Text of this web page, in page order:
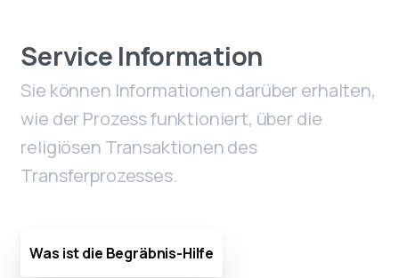
Service Information
Sie können Informationen darüber erhalten,
wie der Prozess funktioniert, über die
religiösen Transaktionen des
Transferprozesses.
Was ist die Begräbnis-Hilfe